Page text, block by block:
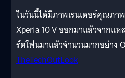
ในวันนี้ได้มีภาพเรนเดอร์คุณภา
Xperia 10 V ออกมาแล้วจากแ
ร์ตโฟนมาแล้วจำนวนมากอย่าง
TheTechOutLook